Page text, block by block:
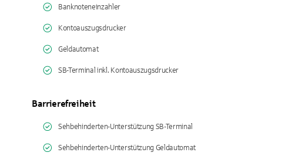
Banknoteneinzahler
Kontoauszugsdrucker
Geldautomat
SB-Terminal inkl. Kontoauszugsdrucker
Barrierefreiheit
Sehbehinderten-Unterstützung SB-Terminal
Sehbehinderten-Unterstützung Geldautomat